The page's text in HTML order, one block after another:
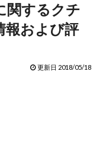
関するクチ
報および評
更新日 2018/05/18